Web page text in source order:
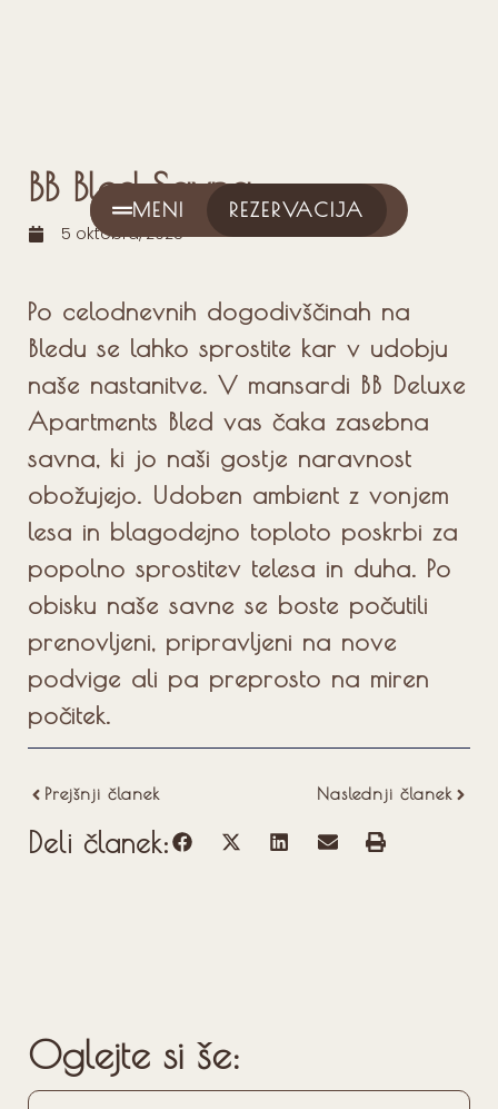
MENI REZERVACIJA
BB Bled Savna
5 oktobra, 2025
Po celodnevnih dogodivščinah na
Bledu se lahko sprostite kar v udobju
naše nastanitve. V mansardi BB Deluxe
Apartments Bled vas čaka zasebna
savna, ki jo naši gostje naravnost
obožujejo. Udoben ambient z vonjem
lesa in blagodejno toploto poskrbi za
popolno sprostitev telesa in duha. Po
obisku naše savne se boste počutili
prenovljeni, pripravljeni na nove
podvige ali pa preprosto na miren
počitek.
Prejšnji članek Naslednji članek
Deli članek:
Oglejte si še: